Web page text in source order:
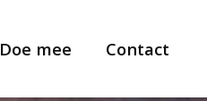
Doe mee Contact